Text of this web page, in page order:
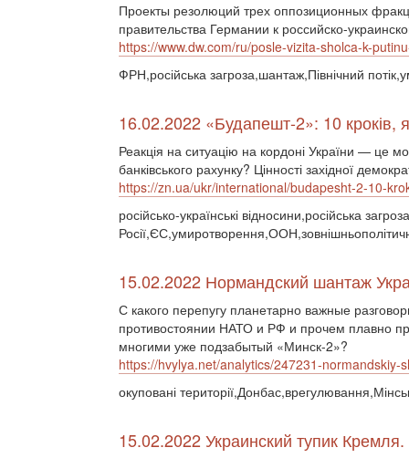
Проекты резолюций трех оппозиционных
правительства Германии к российско-
https://www.dw.com/ru/posle-vizita-sholca-k-
ФРН,російська загроза,шантаж,Північний
16.02.2022 «Будапешт-2»: 10 кроків,
Реакція на ситуацію на кордоні України — це
банківського рахунку? Цінності західної
https://zn.ua/ukr/international/budapesht-2-10-
російсько-українські відносини,російська
15.02.2022 Нормандский шантаж
С какого перепугу планетарно важные
противостоянии НАТО и РФ и прочем плавно
многими уже подзабытый «Минск-2»?
https://hvylya.net/analytics/247231-normandskiy-
окуповані
15.02.2022 Украинский тупик